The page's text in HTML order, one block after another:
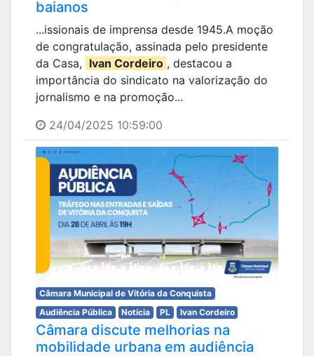
baianos
...issionais de imprensa desde 1945.A moção
de congratulação, assinada pelo presidente
da Casa, Ivan Cordeiro , destacou a
importância do sindicato na valorização do
jornalismo e na promoção...
24/04/2025 10:59:00
Câmara Municipal de Vitória da Conquista
Audiência Pública
Notícia PL Ivan Cordeiro
Câmara discute melhorias na
mobilidade urbana em audiência